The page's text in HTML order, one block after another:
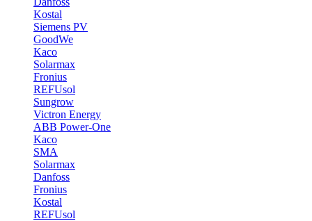
Kostal
Siemens PV
GoodWe
Kaco
Solarmax
Fronius
REFUsol
Sungrow
Victron Energy
ABB Power-One
Kaco
SMA
Solarmax
Danfoss
Fronius
Kostal
REFUsol